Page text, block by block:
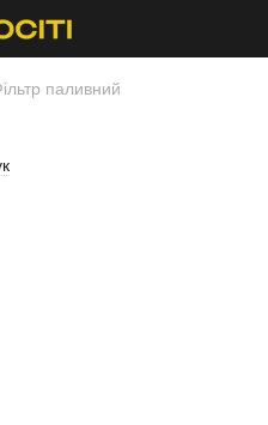
паливний